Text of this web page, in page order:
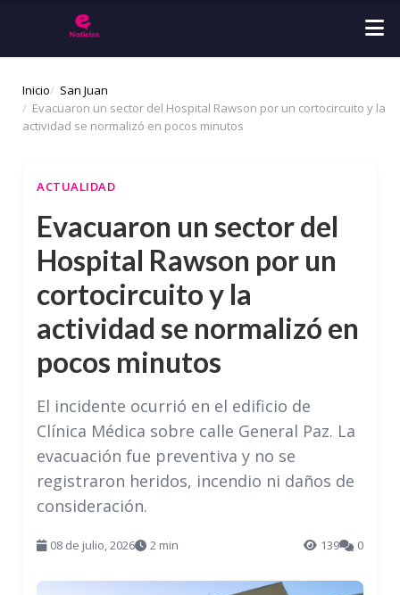
Inicio
San Juan
Evacuaron un sector del Hospital Rawson por un cortocircuito y la
actividad se normalizó en pocos minutos
ACTUALIDAD
Evacuaron un sector del
Hospital Rawson por un
cortocircuito y la
actividad se normalizó en
pocos minutos
El incidente ocurrió en el edificio de
Clínica Médica sobre calle General Paz. La
evacuación fue preventiva y no se
registraron heridos, incendio ni daños de
consideración.
08 de julio, 2026 2 min 139 0